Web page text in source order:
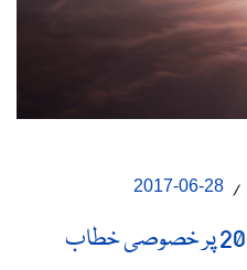
28-06-2017